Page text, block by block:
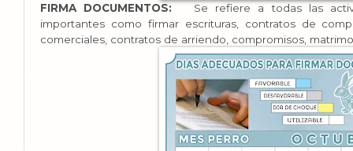
FIRMA DOCUMENTOS:
Se refiere a todas las
importantes como firmar escrituras, contratos de
comerciales, contratos de arriendo, compromisos,